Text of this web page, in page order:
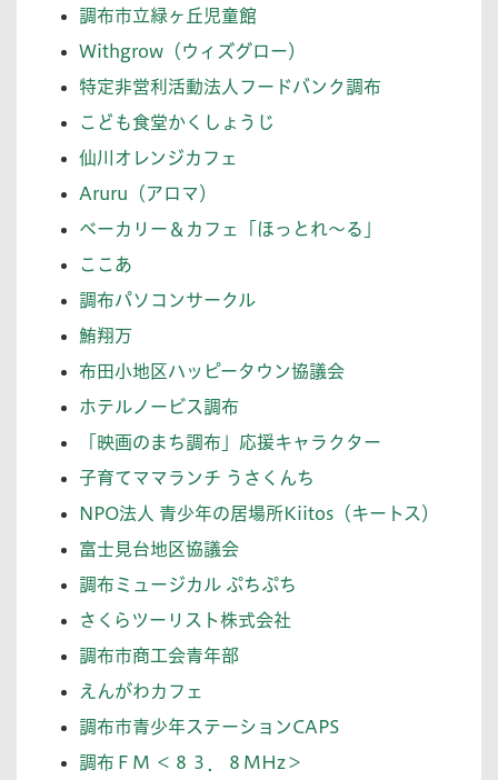
調布市立緑ヶ丘児童館
Withgrow（ウィズグロー）
特定非営利活動法人フードバンク調布
こども食堂かくしょうじ
仙川オレンジカフェ
Aruru（アロマ）
ベーカリー＆カフェ「ほっとれ～る」
ここあ
調布パソコンサークル
鮪翔万
布田小地区ハッピータウン協議会
ホテルノービス調布
「映画のまち調布」応援キャラクター
子育てママランチ うさくんち
NPO法人 青少年の居場所Kiitos（キートス）
富士見台地区協議会
調布ミュージカル ぷちぷち
さくらツーリスト株式会社
調布市商工会青年部
えんがわカフェ
調布市青少年ステーションCAPS
調布ＦＭ ＜８３．８MHz＞